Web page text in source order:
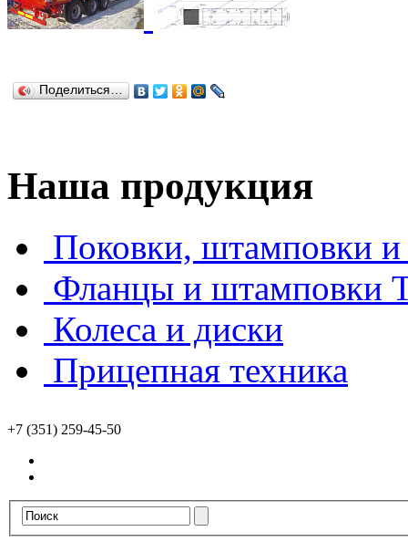
Поделиться…
Наша продукция
Поковки, штамповки и
Фланцы и штамповки
Колеса и диски
Прицепная техника
+7 (351) 259-45-50